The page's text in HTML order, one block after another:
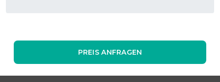
PREIS ANFRAGEN